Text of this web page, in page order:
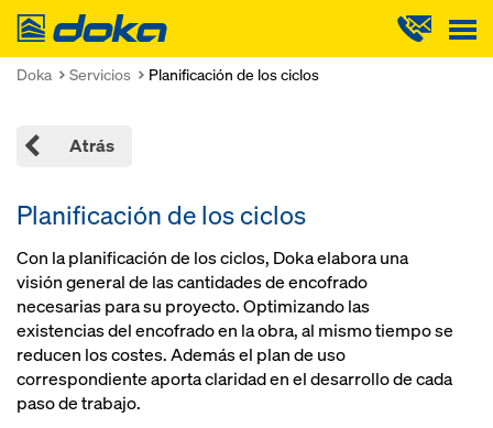
Doka
Doka Servicios Planificación de los ciclos
Atrás
Planificación de los ciclos
Con la planificación de los ciclos, Doka elabora una
visión general de las cantidades de encofrado
necesarias para su proyecto. Optimizando las
existencias del encofrado en la obra, al mismo tiempo se
reducen los costes. Además el plan de uso
correspondiente aporta claridad en el desarrollo de cada
paso de trabajo.